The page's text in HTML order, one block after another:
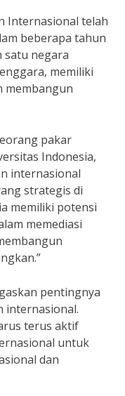
Internasional telah
beberapa tahun
satu negara
memiliki
membangun
pakar
Indonesia,
internasional
strategis di
memiliki potensi
memediasi
pentingnya
internasional.
terus aktif
untuk
dan